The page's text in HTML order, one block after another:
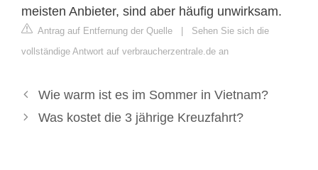
meisten Anbieter, sind aber häufig unwirksam.
Antrag auf Entfernung der Quelle | Sehen Sie sich die
vollständige Antwort auf verbraucherzentrale.de an
Wie warm ist es im Sommer in Vietnam?
Was kostet die 3 jährige Kreuzfahrt?